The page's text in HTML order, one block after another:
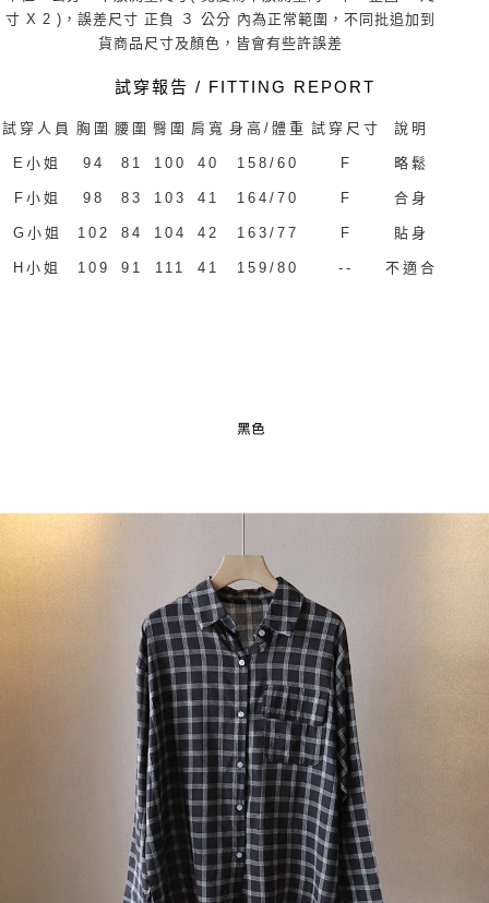
寸 X 2 )，誤差尺寸 正負 ３ 公分 內為正常範圍，不同批追加到
貨商品尺寸及顏色，皆會有些許誤差
試穿報告 / FITTING REPORT
試穿人員 胸圍 腰圍 臀圍 肩寬 身高/體重 試穿尺寸 說明
E小姐 94 81 100 40 158/60 F 略鬆
F小姐 98 83 103 41 164/70 F 合身
G小姐 102 84 104 42 163/77 F 貼身
H小姐 109 91 111 41 159/80 -- 不適合